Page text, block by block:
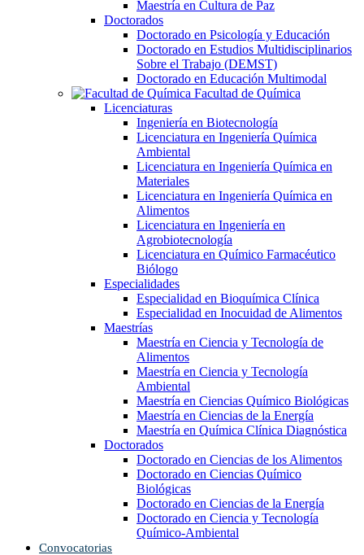
Maestría en Cultura de Paz
Doctorados
Doctorado en Psicología y Educación
Doctorado en Estudios Multidisciplinarios
Sobre el Trabajo (DEMST)
Doctorado en Educación Multimodal
Facultad de Química
Licenciaturas
Ingeniería en Biotecnología
Licenciatura en Ingeniería Química
Ambiental
Licenciatura en Ingeniería Química en
Materiales
Licenciatura en Ingeniería Química en
Alimentos
Licenciatura en Ingeniería en
Agrobiotecnología
Licenciatura en Químico Farmacéutico
Biólogo
Especialidades
Especialidad en Bioquímica Clínica
Especialidad en Inocuidad de Alimentos
Maestrías
Maestría en Ciencia y Tecnología de
Alimentos
Maestría en Ciencia y Tecnología
Ambiental
Maestría en Ciencias Químico Biológicas
Maestría en Ciencias de la Energía
Maestría en Química Clínica Diagnóstica
Doctorados
Doctorado en Ciencias de los Alimentos
Doctorado en Ciencias Químico
Biológicas
Doctorado en Ciencias de la Energía
Doctorado en Ciencia y Tecnología
Químico-Ambiental
Convocatorias